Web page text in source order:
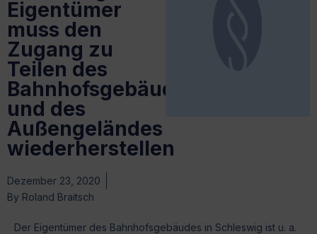
Eigentümer
muss den
Zugang zu
Teilen des
Bahnhofsgebäudes
und des
Außengeländes
wiederherstellen
Dezember 23, 2020
By Roland Braitsch
Der Eigentümer des Bahnhofsgebäudes in Schleswig ist u. a.